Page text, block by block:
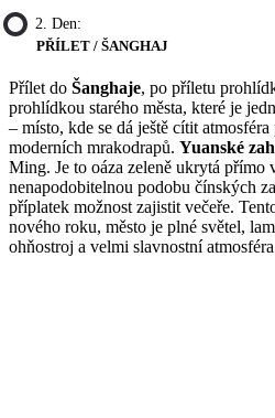
2. Den:
PŘÍLET / ŠANGHAJ
Přílet do Šanghaje, po příletu
prohlídkou starého města, které je
– místo, kde se dá ještě cítit
moderních mrakodrapů. Yuanské
Ming. Je to oáza zeleně ukrytá přímo
nenapodobitelnou podobu čínských
příplatek možnost zajistit večeře.
nového roku, město je plné světel,
ohňostroj a velmi slavnostní